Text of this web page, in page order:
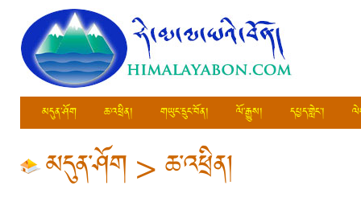
མདུན་ཤོག ཆ་འཕྲིན། གཡུང་དྲུང་བོན། ལོ་རྒྱུས། དཔྱད་གླེང་།
མདུན་ཤོག >ཆ་འཕྲིན།